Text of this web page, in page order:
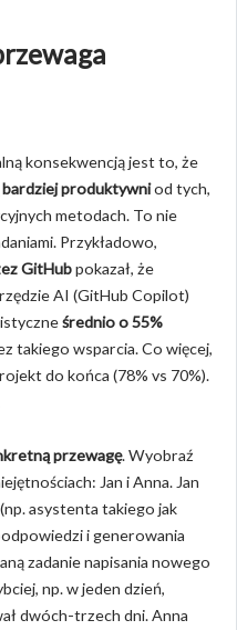
konsekwencją jest to, że
bardziej produktywniod tych,
metodach. To nie
Przykładowo,
GitHubpokazał, że
AI (GitHub Copilot)
średnio o 55%
takiego wsparcia. Co więcej,
do końca (78% vs 70%).
przewagę. Wyobraź
Jan i Anna. Jan
asystenta takiego jak
i generowania
zadanie napisania nowego
np. w jeden dzień,
dwóch-trzech dni. Anna